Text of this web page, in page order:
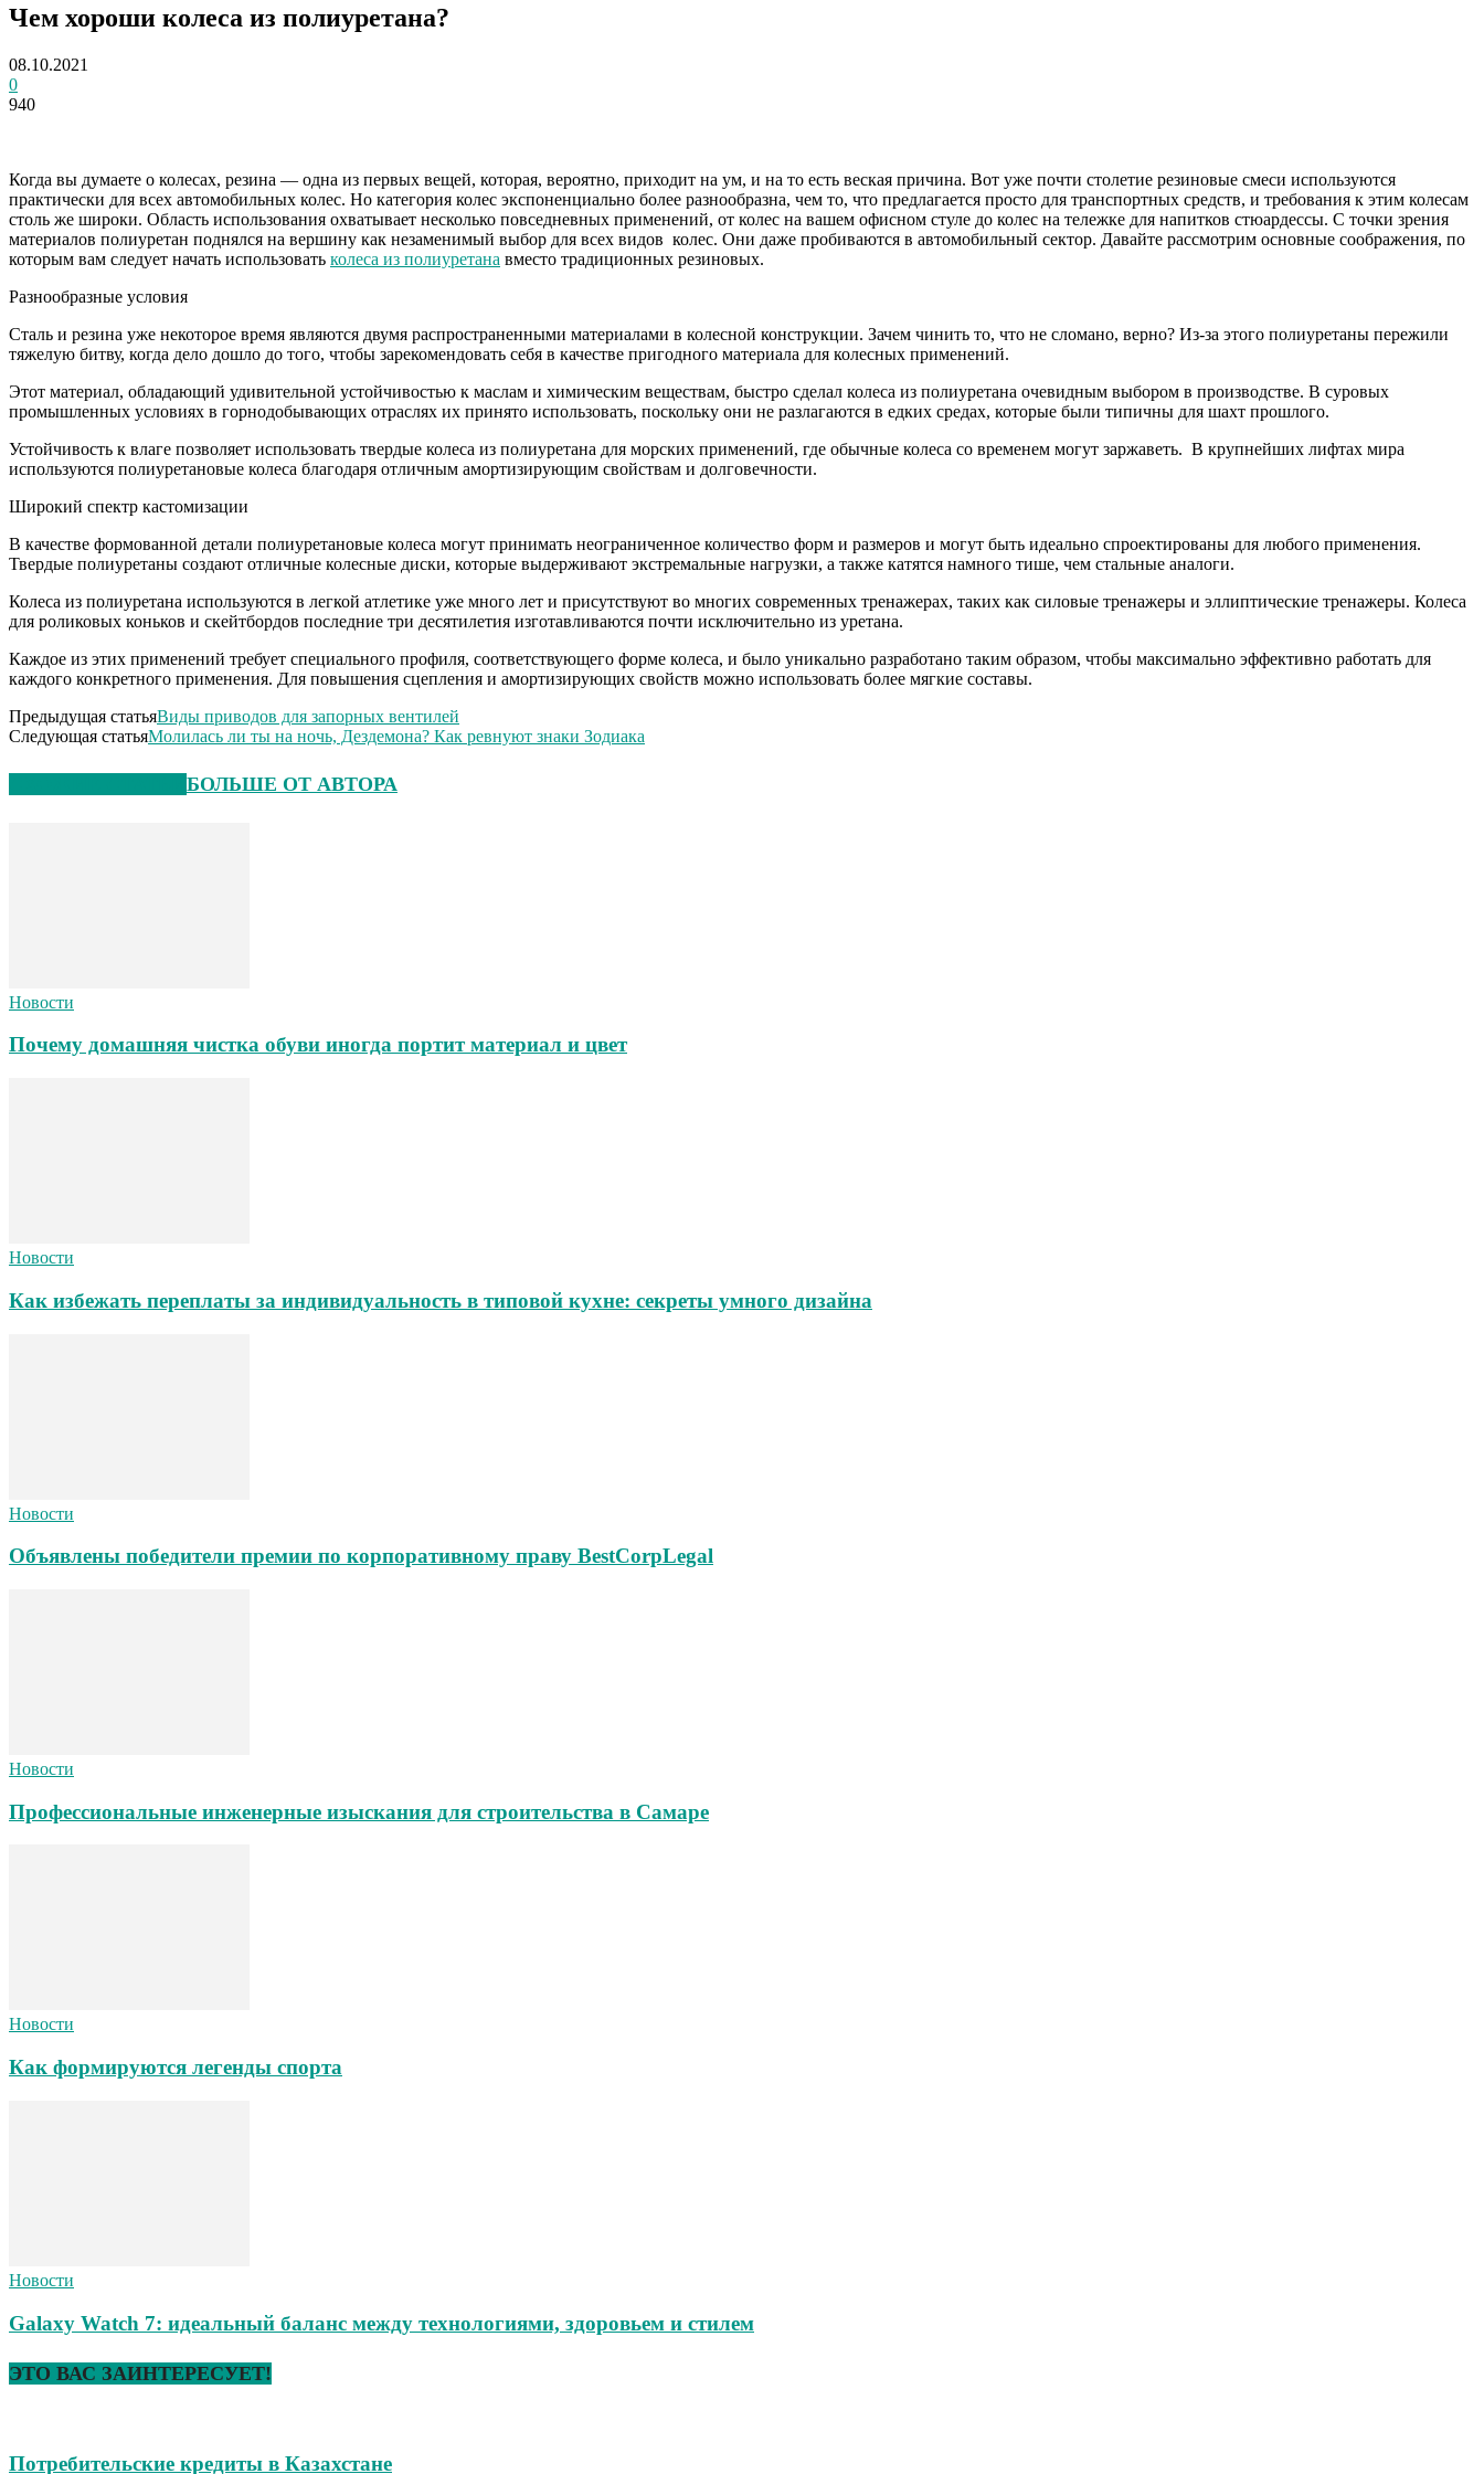
Чем хороши колеса из полиуретана?
08.10.2021
0
940
Когда вы думаете о колесах, резина — одна из первых вещей, которая, вероятно, приходит на ум, и на то есть веская причина. Вот уже почти столетие резиновые смеси используются
практически для всех автомобильных колес. Но категория колес экспоненциально более разнообразна, чем то, что предлагается просто для транспортных средств, и требования к этим колесам
столь же широки. Область использования охватывает несколько повседневных применений, от колес на вашем офисном стуле до колес на тележке для напитков стюардессы. С точки зрения
материалов полиуретан поднялся на вершину как незаменимый выбор для всех видов колес. Они даже пробиваются в автомобильный сектор. Давайте рассмотрим основные соображения, по
которым вам следует начать использовать колеса из полиуретана вместо традиционных резиновых.
Разнообразные условия
Сталь и резина уже некоторое время являются двумя распространенными материалами в колесной конструкции. Зачем чинить то, что не сломано, верно? Из-за этого полиуретаны пережили
тяжелую битву, когда дело дошло до того, чтобы зарекомендовать себя в качестве пригодного материала для колесных применений.
Этот материал, обладающий удивительной устойчивостью к маслам и химическим веществам, быстро сделал колеса из полиуретана очевидным выбором в производстве. В суровых
промышленных условиях в горнодобывающих отраслях их принято использовать, поскольку они не разлагаются в едких средах, которые были типичны для шахт прошлого.
Устойчивость к влаге позволяет использовать твердые колеса из полиуретана для морских применений, где обычные колеса со временем могут заржаветь. В крупнейших лифтах мира
используются полиуретановые колеса благодаря отличным амортизирующим свойствам и долговечности.
Широкий спектр кастомизации
В качестве формованной детали полиуретановые колеса могут принимать неограниченное количество форм и размеров и могут быть идеально спроектированы для любого применения.
Твердые полиуретаны создают отличные колесные диски, которые выдерживают экстремальные нагрузки, а также катятся намного тише, чем стальные аналоги.
Колеса из полиуретана используются в легкой атлетике уже много лет и присутствуют во многих современных тренажерах, таких как силовые тренажеры и эллиптические тренажеры. Колеса
для роликовых коньков и скейтбордов последние три десятилетия изготавливаются почти исключительно из уретана.
Каждое из этих применений требует специального профиля, соответствующего форме колеса, и было уникально разработано таким образом, чтобы максимально эффективно работать для
каждого конкретного применения. Для повышения сцепления и амортизирующих свойств можно использовать более мягкие составы.
Предыдущая статьяВиды приводов для запорных вентилей
Следующая статьяМолилась ли ты на ночь, Дездемона? Как ревнуют знаки Зодиака
БОЛЬШЕ ОТ АВТОРА
Новости
Почему домашняя чистка обуви иногда портит материал и цвет
Новости
Как избежать переплаты за индивидуальность в типовой кухне: секреты умного дизайна
Новости
Объявлены победители премии по корпоративному праву BestCorpLegal
Новости
Профессиональные инженерные изыскания для строительства в Самаре
Новости
Как формируются легенды спорта
Новости
Galaxy Watch 7: идеальный баланс между технологиями, здоровьем и стилем
ЭТО ВАС ЗАИНТЕРЕСУЕТ!
Потребительские кредиты в Казахстане